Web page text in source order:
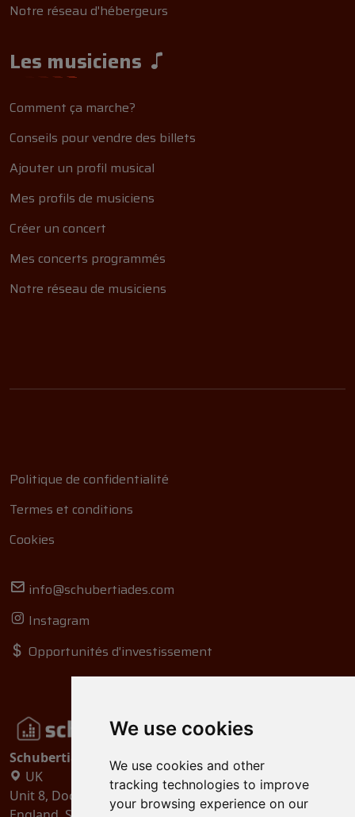
We use cookies
We use cookies and other
tracking technologies to improve
your browsing experience on our
Notre réseau d'hébergeurs
Les musiciens
Comment ça marche?
Conseils pour vendre des billets
Ajouter un profil musical
Mes profils de musiciens
Créer un concert
Mes concerts programmés
Notre réseau de musiciens
Politique de confidentialité
Termes et conditions
Cookies
info@schubertiades.com
Instagram
Opportunités d'investissement
Schubertiades, Ltd.
UK
Unit 8, Dock Offices, Surrey Quays Road, London